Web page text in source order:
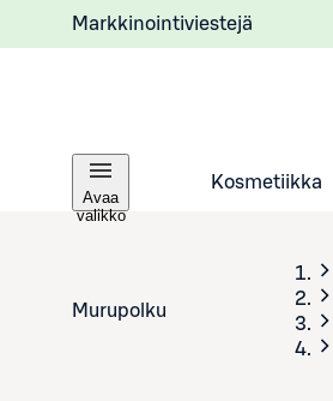
Markkinointiviestejä
Avaa
valikko
Kosmetiikka
Murupolku